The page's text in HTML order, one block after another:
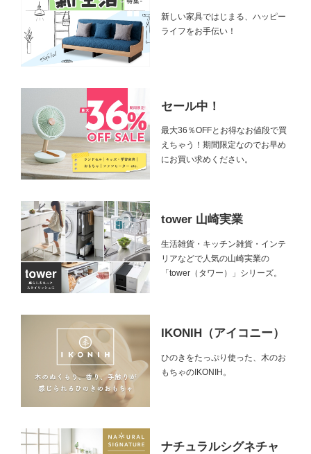
新しい家具ではじまる、ハッピー
ライフをお手伝い！
セール中！
最大36％OFFとお得なお値段で買
えちゃう！期間限定なのでお早め
にお買い求めください。
tower 山崎実業
生活雑貨・キッチン雑貨・インテ
リアなどで人気の山崎実業の
「tower（タワー）」シリーズ。
IKONIH（アイコニー）
ひのきをたっぷり使った、木のお
もちゃのIKONIH。
ナチュラルシグネチャ